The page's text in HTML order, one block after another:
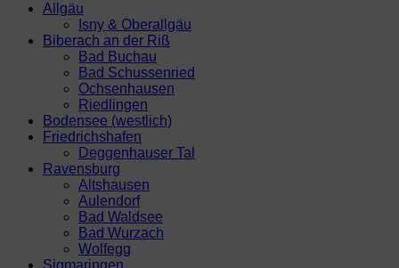
Allgäu
Isny & Oberallgäu
Biberach an der Riß
Bad Buchau
Bad Schussenried
Ochsenhausen
Riedlingen
Bodensee (westlich)
Friedrichshafen
Deggenhauser Tal
Ravensburg
Altshausen
Aulendorf
Bad Waldsee
Bad Wurzach
Wolfegg
Sigmaringen